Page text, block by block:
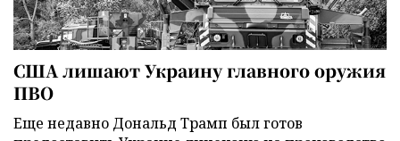
США лишают Украину главного оружия
ПВО
Еще недавно Дональд Трамп был готов